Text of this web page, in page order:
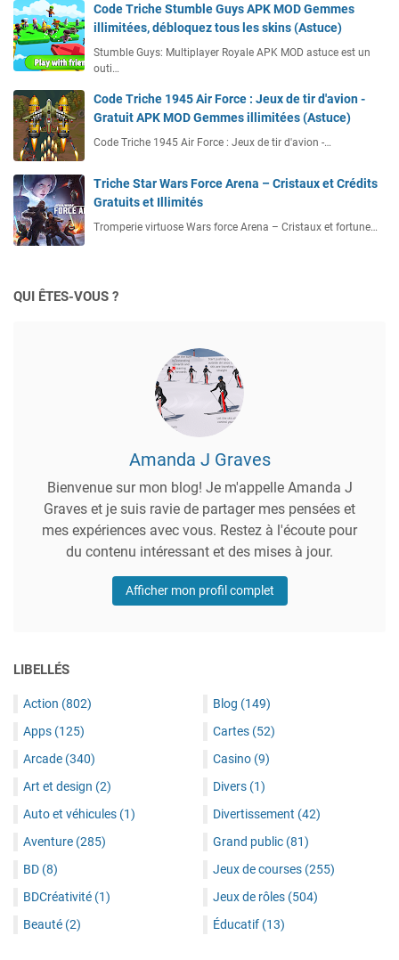
Code Triche Stumble Guys APK MOD Gemmes
illimitées, débloquez tous les skins (Astuce)
Stumble Guys: Multiplayer Royale APK MOD astuce est un
outi…
Code Triche 1945 Air Force : Jeux de tir d'avion -
Gratuit APK MOD Gemmes illimitées (Astuce)
Code Triche 1945 Air Force : Jeux de tir d'avion -…
Triche Star Wars Force Arena – Cristaux et Crédits
Gratuits et Illimités
Tromperie virtuose Wars force Arena – Cristaux et fortune…
QUI ÊTES-VOUS ?
Amanda J Graves
Bienvenue sur mon blog! Je m'appelle Amanda J
Graves et je suis ravie de partager mes pensées et
mes expériences avec vous. Restez à l'écoute pour
du contenu intéressant et des mises à jour.
Afficher mon profil complet
LIBELLÉS
Action (802)
Apps (125)
Arcade (340)
Art et design (2)
Auto et véhicules (1)
Aventure (285)
BD (8)
BDCréativité (1)
Beauté (2)
Blog (149)
Cartes (52)
Casino (9)
Divers (1)
Divertissement (42)
Grand public (81)
Jeux de courses (255)
Jeux de rôles (504)
Éducatif (13)